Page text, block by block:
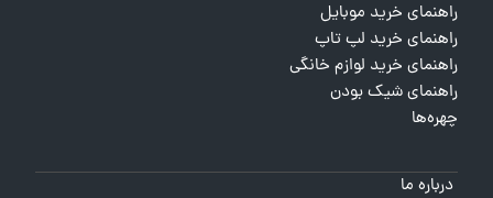
راهنمای خرید موبایل
راهنمای خرید لپ تاپ
راهنمای خرید لوازم خانگی
راهنمای شیک بودن
چهره‌ها
درباره ما